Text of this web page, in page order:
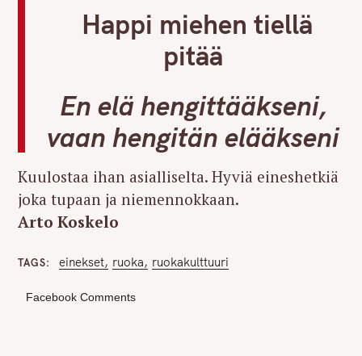
Happi miehen tiellä
pitää
En elä hengittääkseni,
vaan hengitän elääkseni
Kuulostaa ihan asialliselta. Hyviä eineshetkiä
joka tupaan ja niemennokkaan.
Arto Koskelo
TAGS einekset ruoka ruokakulttuuri
Facebook Comments